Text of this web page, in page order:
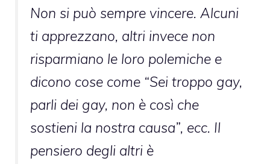
Non si può sempre vincere. Alcuni
ti apprezzano, altri invece non
risparmiano le loro polemiche e
dicono cose come “Sei troppo gay,
parli dei gay, non è così che
sostieni la nostra causa”, ecc. Il
pensiero degli altri è